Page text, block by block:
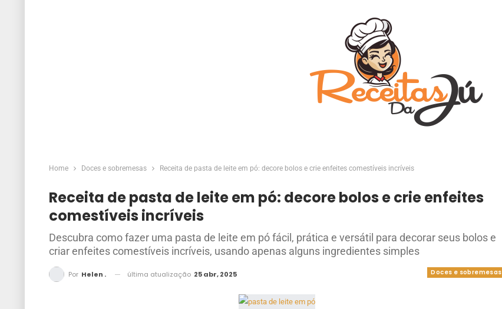
Home Doces e sobremesas Receita de pasta de leite em pó: decore bolos e crie enfeites comestíveis incríveis
Receita de pasta de leite em pó: decore bolos e crie enfeites
comestíveis incríveis
Descubra como fazer uma pasta de leite em pó fácil, prática e versátil para decorar seus bolos e
criar enfeites comestíveis incríveis, usando apenas alguns ingredientes simples
Doces e sobremesas
Por Helen . última atualização 25 abr, 2025